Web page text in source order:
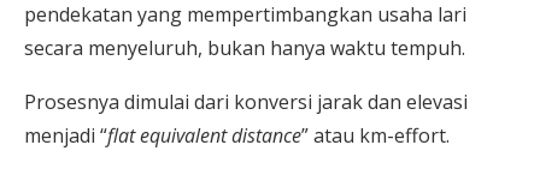
pendekatan yang mempertimbangkan usaha lari
secara menyeluruh, bukan hanya waktu tempuh.
Prosesnya dimulai dari konversi jarak dan elevasi
menjadi “flat equivalent distance” atau km-effort.